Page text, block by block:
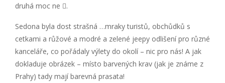
druhá moc ne .
Sedona byla dost strašná …mraky turistů, obchůdků s
cetkami a růžové a modré a zelené jeepy odlišení pro různé
kanceláře, co pořádaly výlety do okolí – nic pro nás! A jak
dokladuje obrázek – místo barvených krav (jak je známe z
Prahy) tady mají barevná prasata!